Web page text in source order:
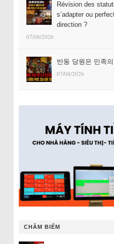
Révision des
s’adapter ou
direction ?
07/08/2026
반동 당원은 민족
07/08/2026
CHÂM BIẾM